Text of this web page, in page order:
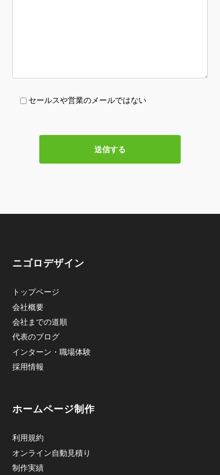
セールスや営業のメールではない
ニゴロデザイン
トップページ
会社概要
会社までの道順
代表のブログ
インターン・職場体験
採用情報
ホームページ制作
利用規約
オンライン自動見積り
制作実績